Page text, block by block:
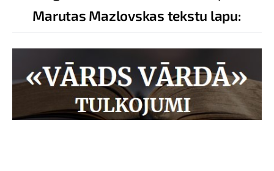
Marutas Mazlovskas tekstu lapu: